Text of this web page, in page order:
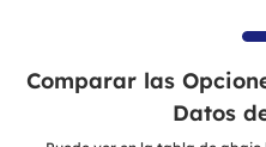
Comparar las
Datos